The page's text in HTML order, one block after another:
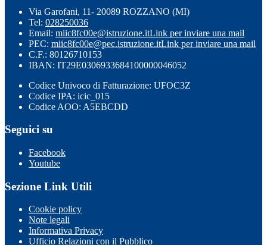
Via Garofani, 11- 20089 ROZZANO (MI)
Tel: 028250036
Email: miic8fc00e@istruzione.itLink per inviare una mail
PEC: miic8fc00e@pec.istruzione.itLink per inviare una mail
C.F.: 80126710153
IBAN: IT29E0306933684100000046052
Codice Univoco di Fatturazione: UFOC3Z
Codice IPA: icic_015
Codice AOO: A5EBCDD
Seguici su
Facebook
Youtube
Sezione Link Utili
Cookie policy
Note legali
Informativa Privacy
Ufficio Relazioni con il Pubblico